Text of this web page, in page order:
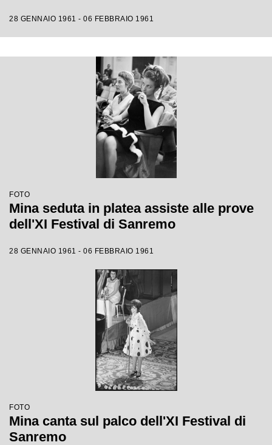
28 GENNAIO 1961 - 06 FEBBRAIO 1961
FOTO
Mina seduta in platea assiste alle prove
dell'XI Festival di Sanremo
28 GENNAIO 1961 - 06 FEBBRAIO 1961
FOTO
Mina canta sul palco dell'XI Festival di
Sanremo